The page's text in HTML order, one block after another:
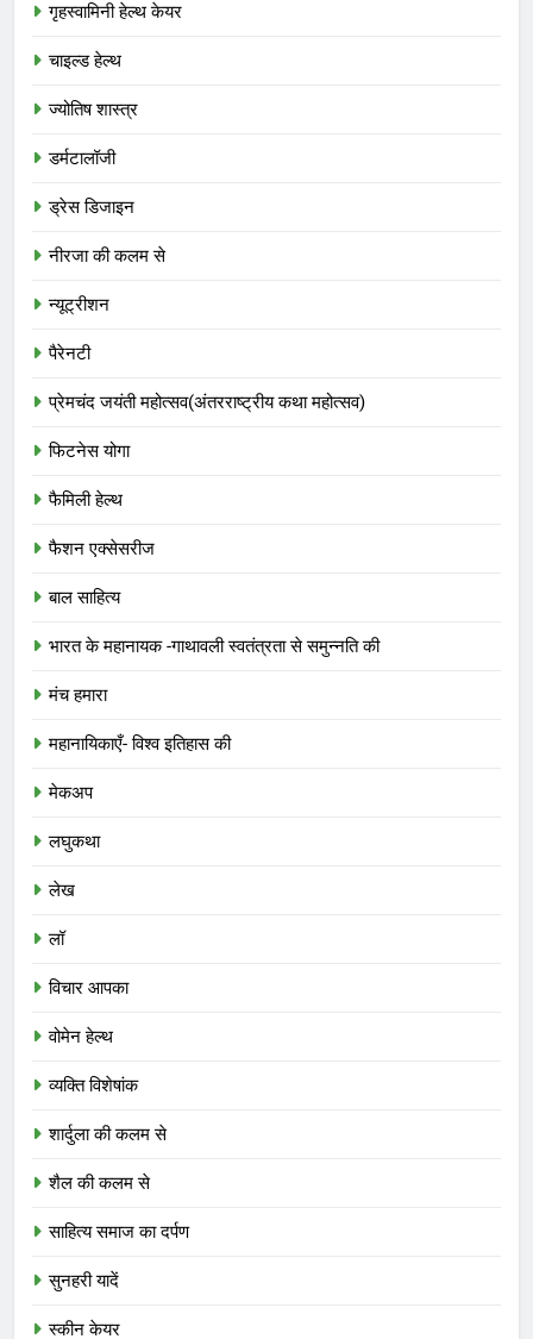
गृहस्वामिनी हेल्थ केयर
चाइल्ड हेल्थ
ज्योतिष शास्त्र
डर्मटालॉजी
ड्रेस डिजाइन
नीरजा की कलम से
न्यूट्रीशन
पैरेनटी
प्रेमचंद जयंती महोत्सव(अंतरराष्ट्रीय कथा महोत्सव)
फिटनेस योगा
फैमिली हेल्थ
फैशन एक्सेसरीज
बाल साहित्य
भारत के महानायक -गाथावली स्वतंत्रता से समुन्नति की
मंच हमारा
महानायिकाएँ- विश्व इतिहास की
मेकअप
लघुकथा
लेख
लॉ
विचार आपका
वोमेन हेल्थ
व्यक्ति विशेषांक
शार्दुला की कलम से
शैल की कलम से
साहित्य समाज का दर्पण
सुनहरी यादें
स्कीन केयर